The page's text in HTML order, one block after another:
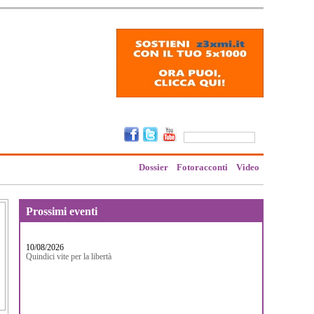
Dossier Fotoracconti Video
Prossimi eventi
10/08/2026
Quindici vite per la libertà